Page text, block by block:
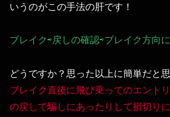
いうのがこの手法の肝です！
ブレイク⇨戻しの確認⇨ブレイク方向
どうですか？思った以上に簡単だと
ブレイク直後に飛び乗ってのエント
の戻しで騙しにあったりして損切り